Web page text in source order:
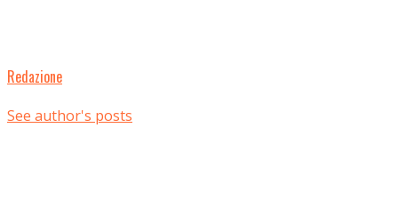
Redazione
See author's posts